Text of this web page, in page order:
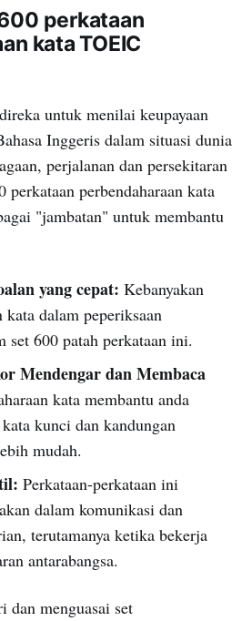
perkataan
kata TOEIC
untuk menilai keupayaan
Inggeris dalam situasi dunia
perjalanan dan persekitaran
perbendaharaan kata
"jambatan" untuk membantu
yang cepat: Kebanyakan
kata dalam peperiksaan
set 600 patah perkataan ini.
Mendengar dan Membaca
kata membantu anda
kunci dan kandungan
mudah.
Perkataan-perkataan ini
dalam komunikasi dan
terutamanya ketika bekerja
antarabangsa.
dan menguasai set